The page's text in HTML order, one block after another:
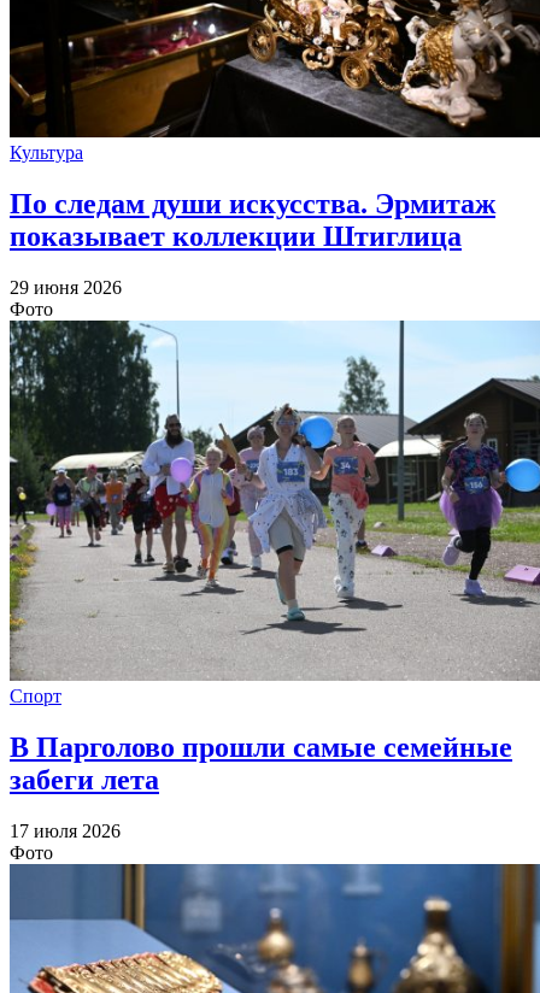
Культура
По следам души искусства. Эрмитаж
показывает коллекции Штиглица
29 июня 2026
Фото
Спорт
В Парголово прошли самые семейные
забеги лета
17 июля 2026
Фото